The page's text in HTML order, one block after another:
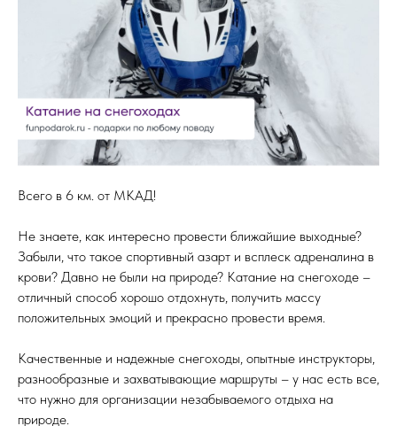
Всего в 6 км. от МКАД!
Не знаете, как интересно провести ближайшие выходные?
Забыли, что такое спортивный азарт и всплеск адреналина в
крови? Давно не были на природе? Катание на снегоходе –
отличный способ хорошо отдохнуть, получить массу
положительных эмоций и прекрасно провести время.
Качественные и надежные снегоходы, опытные инструкторы,
разнообразные и захватывающие маршруты – у нас есть все,
что нужно для организации незабываемого отдыха на
природе.